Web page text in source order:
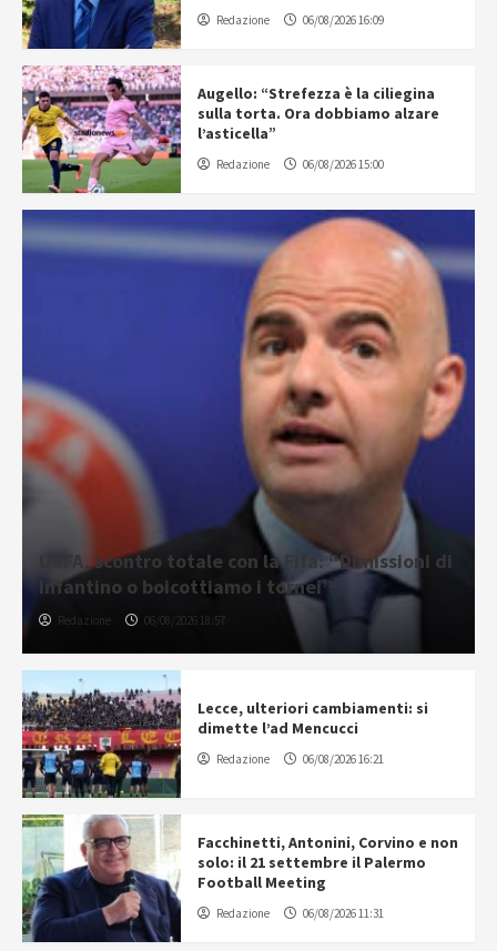
Redazione 06/08/2026 16:09
Augello: “Strefezza è la ciliegina
sulla torta. Ora dobbiamo alzare
l’asticella”
Redazione 06/08/2026 15:00
UEFA, scontro totale con la Fifa: “Dimissioni di
Infantino o boicottiamo i tornei”
Redazione 06/08/2026 18:57
Lecce, ulteriori cambiamenti: si
dimette l’ad Mencucci
Redazione 06/08/2026 16:21
Facchinetti, Antonini, Corvino e non
solo: il 21 settembre il Palermo
Football Meeting
Redazione 06/08/2026 11:31